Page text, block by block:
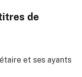
de
et ses ayants